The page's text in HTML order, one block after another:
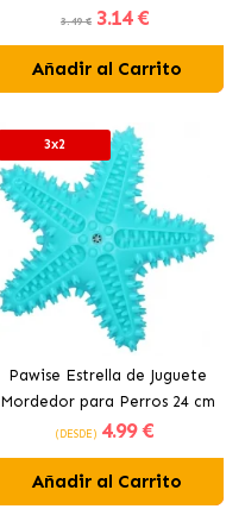
para Perros
3.49 € 3.14 €
Añadir al Carrito
3x2
Pawise Estrella de Juguete
Mordedor para Perros 24 cm
(DESDE) 4.99 €
Añadir al Carrito